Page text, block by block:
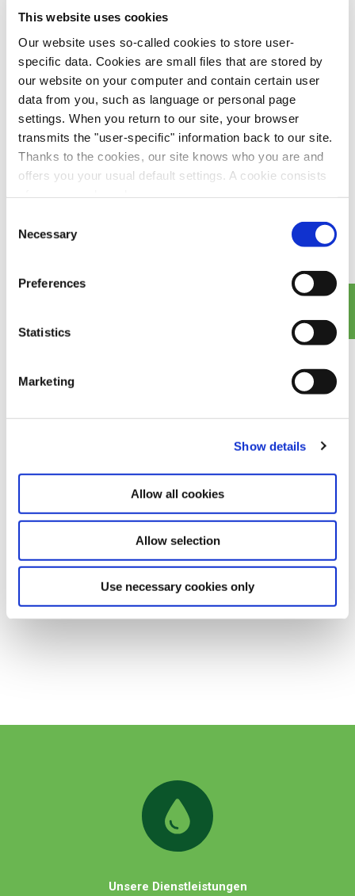
This website uses cookies
Our website uses so-called cookies to store user-
specific data. Cookies are small files that are stored by
our website on your computer and contain certain user
data from you, such as language or personal page
settings. When you return to our site, your browser
transmits the "user-specific" information back to our site.
Thanks to the cookies, our site knows who you are and
offers you your usual default settings. A cookie consists
Find out more about who we are, how you can contact us
privacy policy
Selection
Necessary
Preferences
Statistics
Marketing
Show details
Allow all cookies
Allow selection
Use necessary cookies only
HAMBURG
Electrical Oil Services GmbH
Oehleckerring 6a
22419 Hamburg
Tel.:+49 40 500 910 850
DUISBURG
Electrical Oil Services GmbH – Werk Duisburg
Cheshire, CH65 4EQ,
UK
Tel.: +44 151 373 4300
Unsere Dienstleistungen